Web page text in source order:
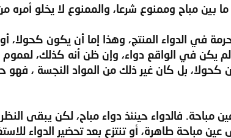
في الدواء المنتج، وهذا إما أن يكون كحولا،
لم يكن في الواقع دواء، وإن ظن أنه كذلك،
كحولا، بل كان غير ذلك من المواد النجسة ، فهو
مباحة. فالدواء حينئذ دواء مباح، لكن يبقى
مباحة طاهرة، أو تنتزع بعد تحضير الدواء